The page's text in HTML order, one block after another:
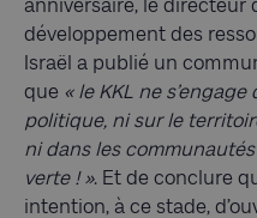
anniversaire, le directeur
développement des
Israël a publié un
que « le KKL ne
politique, ni sur le
ni dans les
verte ! ». Et de conclure
intention, à ce stade,